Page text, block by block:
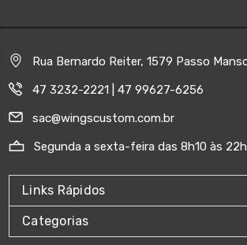
Rua Bernardo Reiter, 1579 Passo
47 3232-2221 | 47 99627-6256
sac@wingscustom.com.br
Segunda a sexta-feira das 8h10 às
Links Rápidos
Categorias